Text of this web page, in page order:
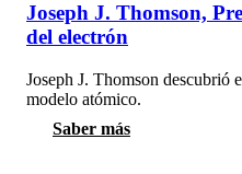
Joseph J. Thomson,
del electrón
Joseph J. Thomson descubrió
modelo atómico.
Saber más